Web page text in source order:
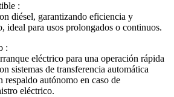
:
diésel, garantizando eficiencia y
ideal para usos prolongados o continuos.
:
eléctrico para una operación rápida
sistemas de transferencia automática
autónomo en caso de
eléctrico.